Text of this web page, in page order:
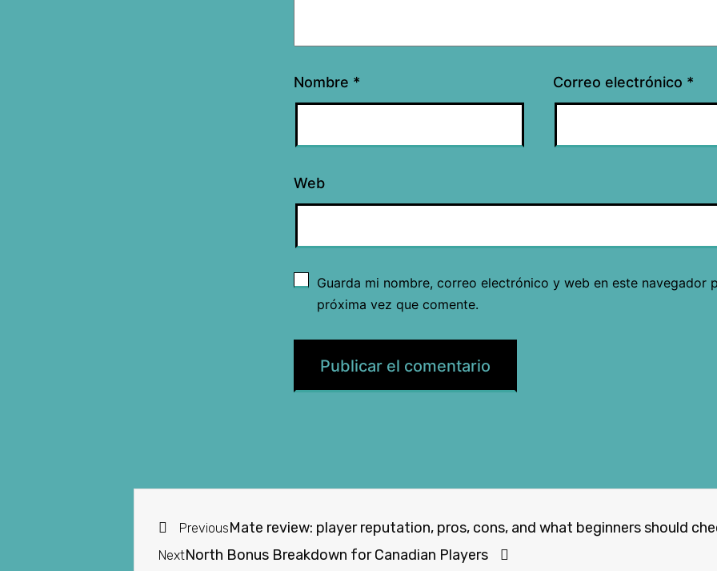
Nombre * Correo electrónico *
Web
Guarda mi nombre, correo electrónico y web en este navegador
próxima vez que comente.
PreviousMate review: player reputation, pros, cons, and what beginners should
NextNorth Bonus Breakdown for Canadian Players